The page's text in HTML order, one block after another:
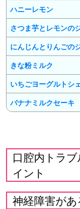
ハニーレモン
さつま芋とレモンの
にんじんとりんごの
きな粉ミルク
いちごヨーグルトシ
バナナミルクセーキ
口腔内トラ
イント
神経障害が